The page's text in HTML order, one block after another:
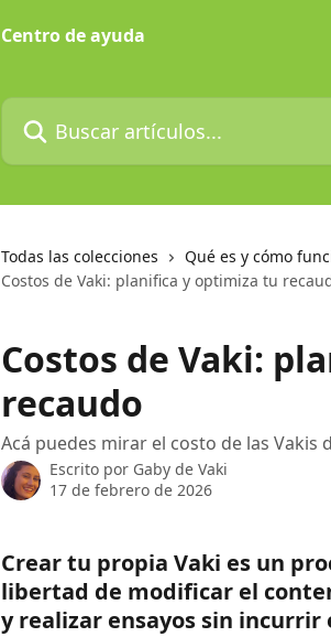
Centro de ayuda
Buscar artículos...
Todas las colecciones
Qué es y cómo
Costos de Vaki: planifica y optimiza tu
Costos de Vaki:
recaudo
Acá puedes mirar el costo de las Vakis
Escrito por Gaby de Vaki
17 de febrero de 2026
Crear tu propia Vaki es un
libertad de modificar el
y realizar ensayos sin incurrir